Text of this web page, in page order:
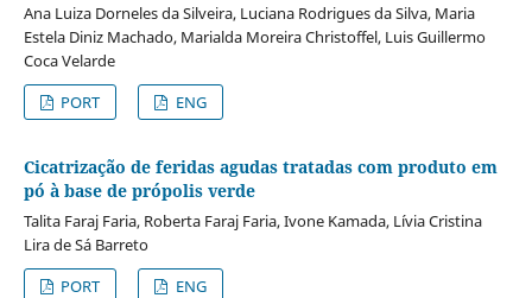
Ana Luiza Dorneles da Silveira, Luciana Rodrigues da Silva, Maria
Estela Diniz Machado, Marialda Moreira Christoffel, Luis Guillermo
Coca Velarde
PORT
ENG
Cicatrização de feridas agudas tratadas com produto em
pó à base de própolis verde
Talita Faraj Faria, Roberta Faraj Faria, Ivone Kamada, Lívia Cristina
Lira de Sá Barreto
PORT
ENG